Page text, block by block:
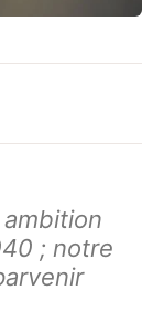
ambition
; notre